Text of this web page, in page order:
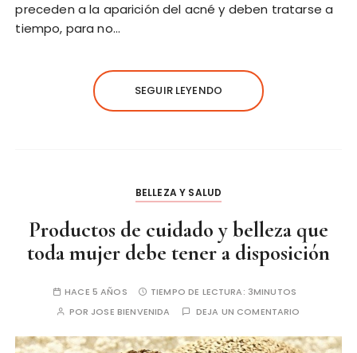
preceden a la aparición del acné y deben tratarse a
tiempo, para no…
SEGUIR LEYENDO
BELLEZA Y SALUD
Productos de cuidado y belleza que
toda mujer debe tener a disposición
HACE 5 AÑOS TIEMPO DE LECTURA: 3MINUTOS
POR JOSE BIENVENIDA DEJA UN COMENTARIO